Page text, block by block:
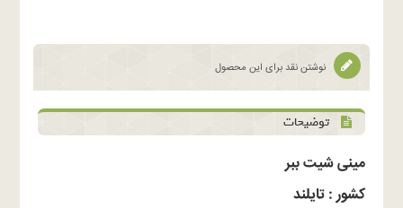
نوشتن نقد برای این محصول
توضیحات
مینی شیت ببر
کشور : تایلند